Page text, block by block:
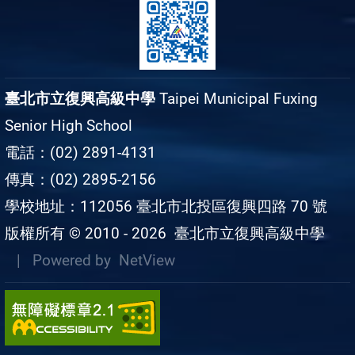
臺北市立復興高級中學 Taipei Municipal Fuxing
Senior High School
電話：(02) 2891-4131
傳真：(02) 2895-2156
學校地址：112056 臺北市北投區復興四路 70 號
版權所有 © 2010 - 2026 臺北市立復興高級中學
| Powered by NetView